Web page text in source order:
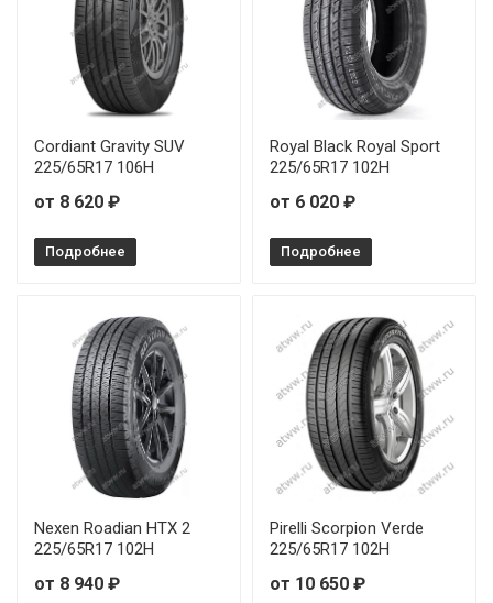
Cordiant Gravity SUV
225/65R17 106H
от 8 620 ₽
Подробнее
Royal Black Royal Sport
225/65R17 102H
от 6 020 ₽
Подробнее
Nexen Roadian HTX 2
225/65R17 102H
от 8 940 ₽
Pirelli Scorpion Verde
225/65R17 102H
от 10 650 ₽